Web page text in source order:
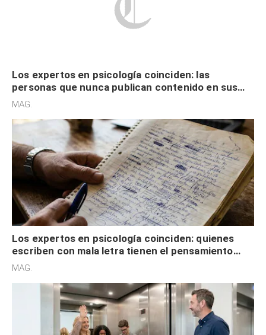
Los expertos en psicología coinciden: las
personas que nunca publican contenido en sus
redes sociales no pretenden buscar validación
MAG.
Los expertos en psicología coinciden: quienes
escriben con mala letra tienen el pensamiento
acelerado y no lo hacen por desinterés
MAG.